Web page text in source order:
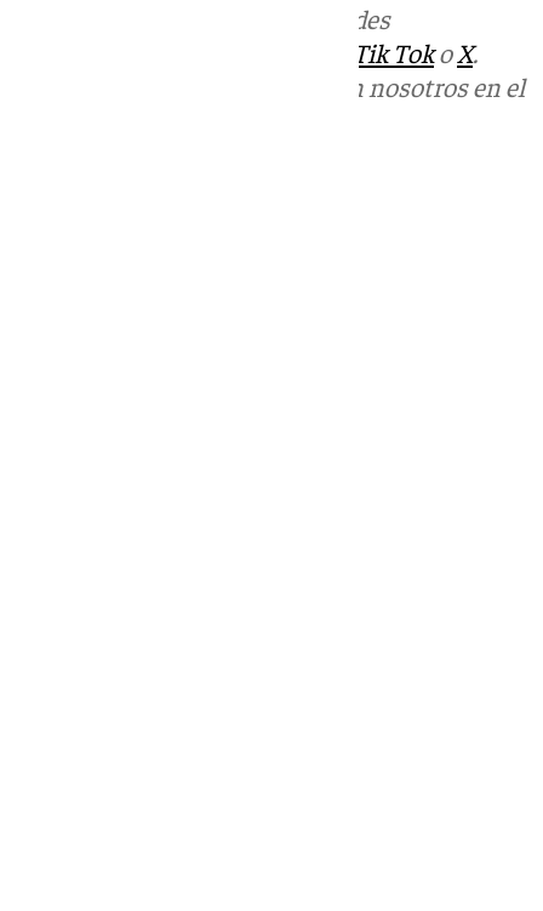
en las redes
Tik TokoX.
Puedes ponerte en contacto con nosotros en el